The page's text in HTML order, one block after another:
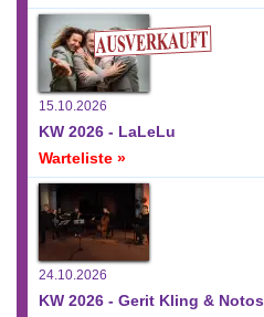
15.10.2026
KW 2026 - LaLeLu
Warteliste »
24.10.2026
KW 2026 - Gerit Kling & Notos